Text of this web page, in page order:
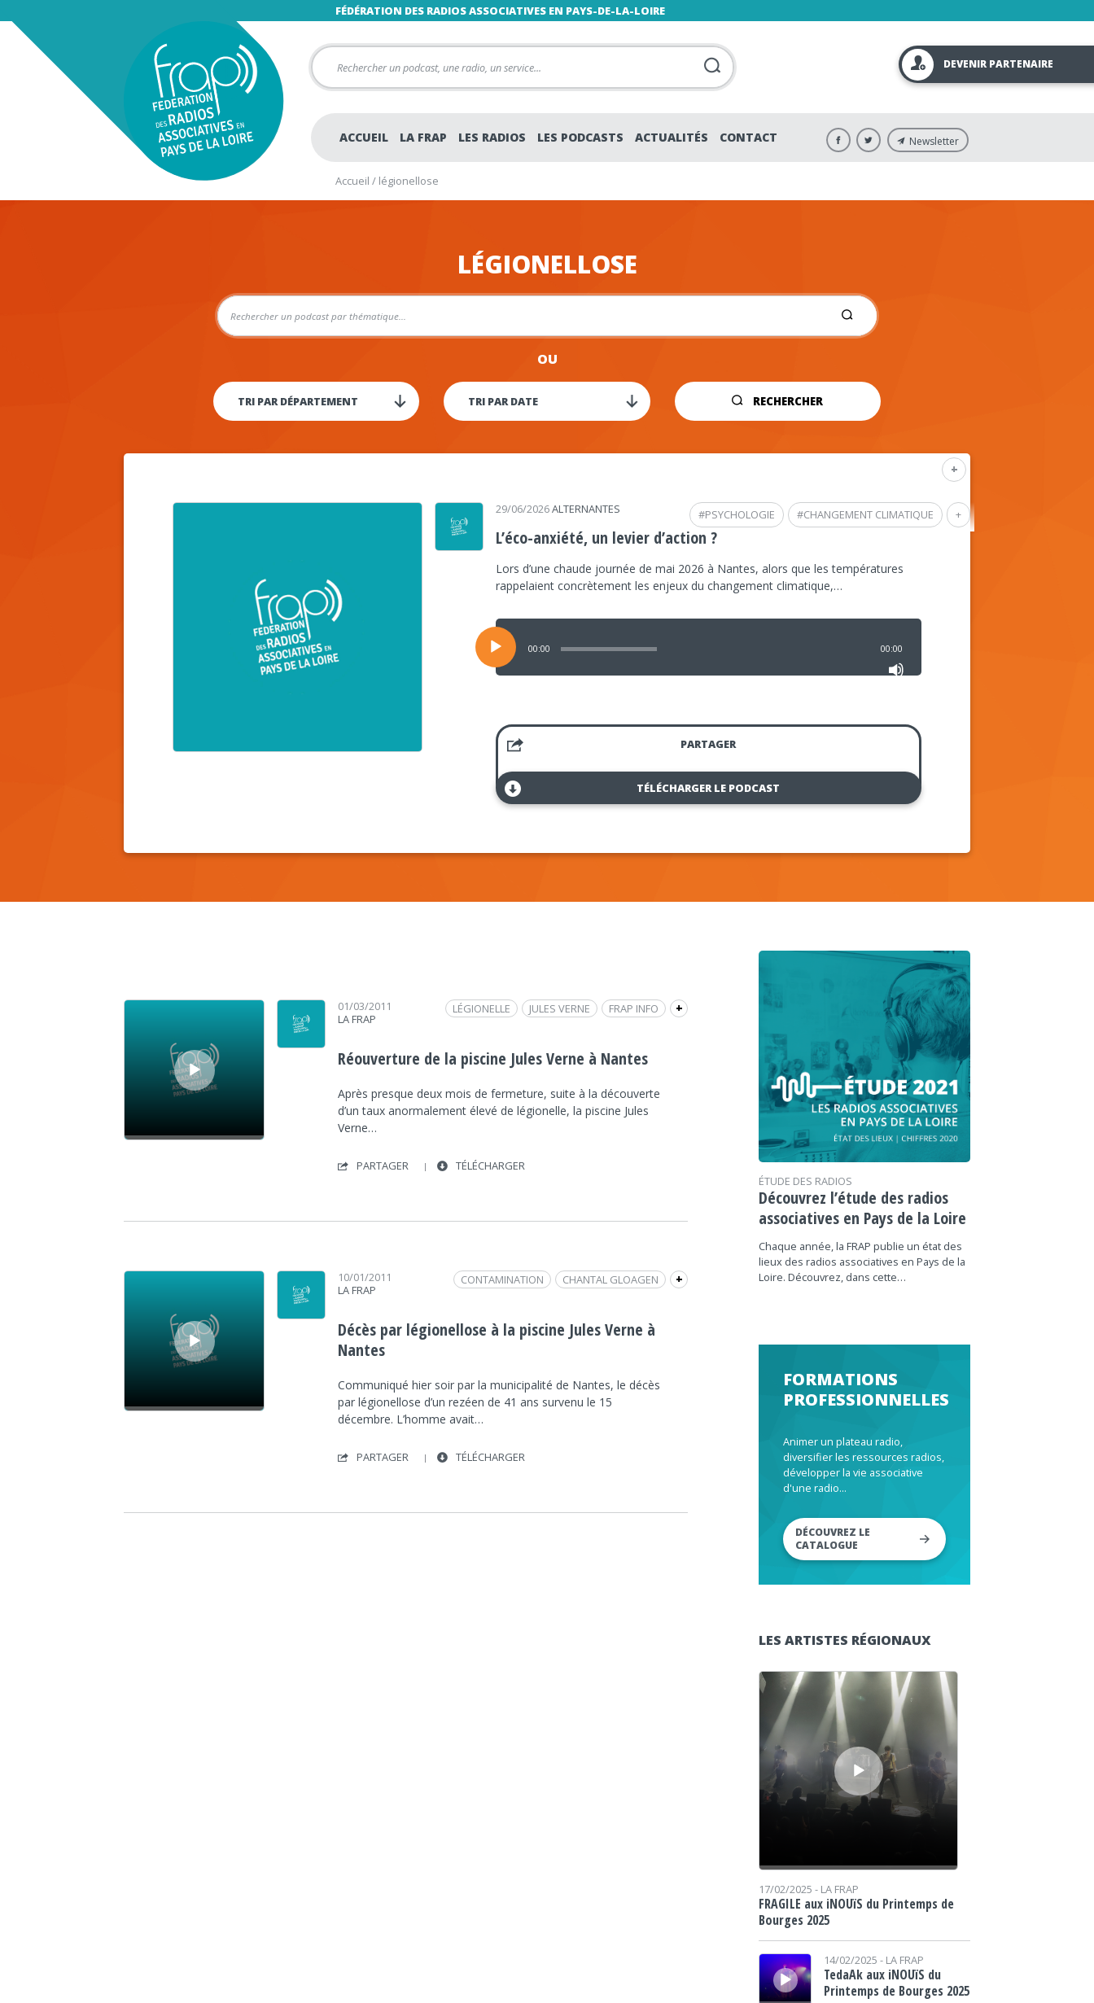
FÉDÉRATION DES RADIOS ASSOCIATIVES EN PAYS-DE-LA-LOIRE
DEVENIR PARTENAIRE
ACCUEIL LA FRAP LES RADIOS LES PODCASTS ACTUALITÉS CONTACT Newsletter
Accueil / légionellose
LÉGIONELLOSE
OU
RECHERCHER
+
+
#CHANGEMENT CLIMATIQUE
#PSYCHOLOGIE
29/06/2026ALTERNANTES
L’éco-anxiété, un levier d’action ?
Lors d’une chaude journée de mai 2026 à Nantes, alors que les températures
rappelaient concrètement les enjeux du changement climatique,…
Lecteur
audio
00:00 00:00
PARTAGER
TÉLÉCHARGER LE PODCAST
Lecteur audio
01/03/2011
LA FRAP
+
FRAP INFO
JULES VERNE
LÉGIONELLE
REPORTAGE / DOCUMENTAIRE
SOCIÉTÉ
Réouverture de la piscine Jules Verne à Nantes
Après presque deux mois de fermeture, suite à la découverte
d’un taux anormalement élevé de légionelle, la piscine Jules
Verne…
PARTAGER TÉLÉCHARGER
Lecteur audio
10/01/2011
LA FRAP
+
CHANTAL GLOAGEN
CONTAMINATION
LÉGIONELLOSE
MALADIE
Décès par légionellose à la piscine Jules Verne à
Nantes
Communiqué hier soir par la municipalité de Nantes, le décès
par légionellose d’un rezéen de 41 ans survenu le 15
décembre. L’homme avait…
PARTAGER TÉLÉCHARGER
ÉTUDE DES RADIOS
Découvrez l’étude des radios
associatives en Pays de la Loire
Chaque année, la FRAP publie un état des
lieux des radios associatives en Pays de la
Loire. Découvrez, dans cette…
FORMATIONS
PROFESSIONNELLES
Animer un plateau radio,
diversifier les ressources radios,
développer la vie associative
d'une radio...
DÉCOUVREZ LE
CATALOGUE
LES ARTISTES RÉGIONAUX
Lecteur audio
17/02/2025 - LA FRAP
FRAGILE aux iNOUïS du Printemps de
Bourges 2025
Lecteur audio
14/02/2025 - LA FRAP
TedaAk aux iNOUïS du
Printemps de Bourges 2025